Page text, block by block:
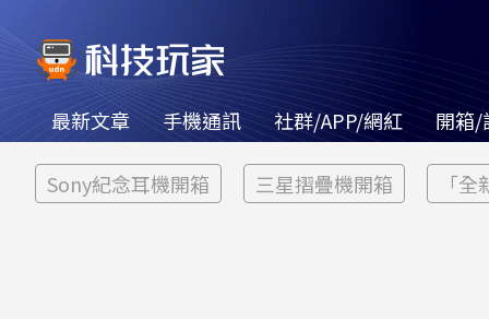
最新文章 手機通訊 社群/APP/網紅 開箱/
Sony紀念耳機開箱 三星摺疊機開箱 「